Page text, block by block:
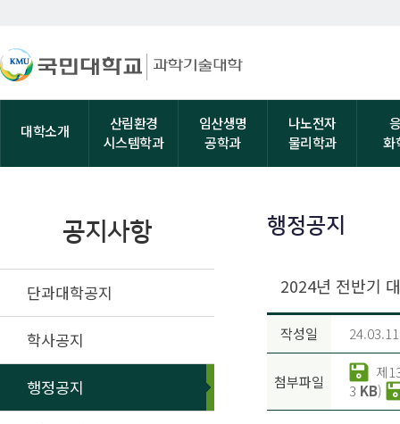
대학소개
산림환경
시스템학과
임산생명
공학과
나노전자
물리학과
화
공지사항
단과대학공지
학사공지
행정공지
행정공지
2024년 전반기
작성일 24.03.11
첨부파일
제
3 KB)